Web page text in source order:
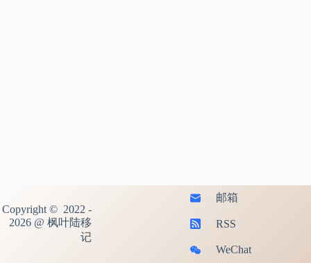
Copyright © 2022 -
2026 @ 枫叶陆移
记
邮箱
RSS
WeChat